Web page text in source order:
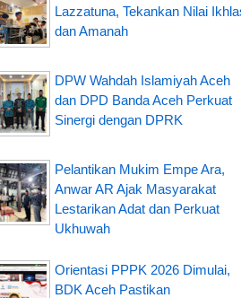
Lazzatuna, Tekankan Nilai
dan Amanah
DPW Wahdah Islamiyah Aceh
dan DPD Banda Aceh Perkuat
Sinergi dengan DPRK
Pelantikan Mukim Empe Ara,
Anwar AR Ajak Masyarakat
Lestarikan Adat dan Perkuat
Ukhuwah
Orientasi PPPK 2026 Dimulai,
BDK Aceh Pastikan